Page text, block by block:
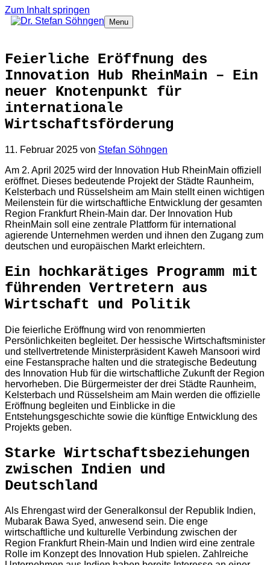
Zum Inhalt springen
Menu
Feierliche Eröffnung des
Innovation Hub RheinMain – Ein
neuer Knotenpunkt für
internationale
Wirtschaftsförderung
11. Februar 2025 von Stefan Söhngen
Am 2. April 2025 wird der Innovation Hub RheinMain offiziell
eröffnet. Dieses bedeutende Projekt der Städte Raunheim,
Kelsterbach und Rüsselsheim am Main stellt einen wichtigen
Meilenstein für die wirtschaftliche Entwicklung der gesamten
Region Frankfurt Rhein-Main dar. Der Innovation Hub
RheinMain soll eine zentrale Plattform für international
agierende Unternehmen werden und ihnen den Zugang zum
deutschen und europäischen Markt erleichtern.
Ein hochkarätiges Programm mit
führenden Vertretern aus
Wirtschaft und Politik
Die feierliche Eröffnung wird von renommierten
Persönlichkeiten begleitet. Der hessische Wirtschaftsminister
und stellvertretende Ministerpräsident Kaweh Mansoori wird
eine Festansprache halten und die strategische Bedeutung
des Innovation Hub für die wirtschaftliche Zukunft der Region
hervorheben. Die Bürgermeister der drei Städte Raunheim,
Kelsterbach und Rüsselsheim am Main werden die offizielle
Eröffnung begleiten und Einblicke in die
Entstehungsgeschichte sowie die künftige Entwicklung des
Projekts geben.
Starke Wirtschaftsbeziehungen
zwischen Indien und
Deutschland
Als Ehrengast wird der Generalkonsul der Republik Indien,
Mubarak Bawa Syed, anwesend sein. Die enge
wirtschaftliche und kulturelle Verbindung zwischen der
Region Frankfurt Rhein-Main und Indien wird eine zentrale
Rolle im Konzept des Innovation Hub spielen. Zahlreiche